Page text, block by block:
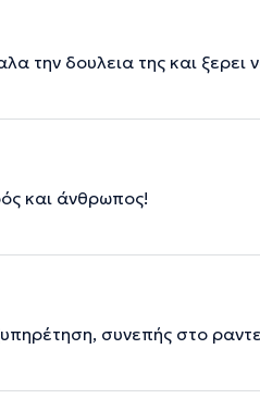
την δουλεια της και ξερει
και άνθρωπος!
συνεπής στο